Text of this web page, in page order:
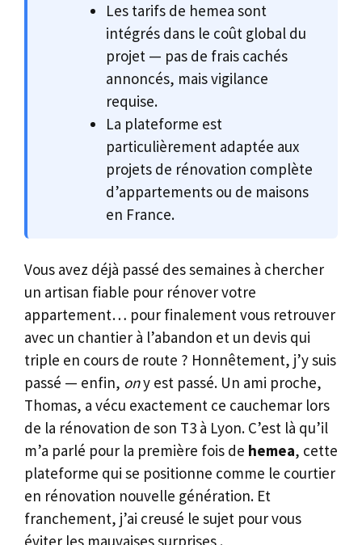
Les tarifs de hemea sont
intégrés dans le coût global du
projet — pas de frais cachés
annoncés, mais vigilance
requise.
La plateforme est
particulièrement adaptée aux
projets de rénovation complète
d’appartements ou de maisons
en France.
Vous avez déjà passé des semaines à chercher
un artisan fiable pour rénover votre
appartement… pour finalement vous retrouver
avec un chantier à l’abandon et un devis qui
triple en cours de route ? Honnêtement, j’y suis
passé — enfin, ony est passé. Un ami proche,
Thomas, a vécu exactement ce cauchemar lors
de la rénovation de son T3 à Lyon. C’est là qu’il
m’a parlé pour la première fois de hemea, cette
plateforme qui se positionne comme le courtier
en rénovation nouvelle génération. Et
franchement, j’ai creusé le sujet pour vous
éviter les mauvaises surprises .